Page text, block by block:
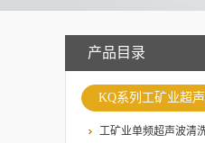
产品目录
KQ系列工矿业超
工矿业单频超声波清